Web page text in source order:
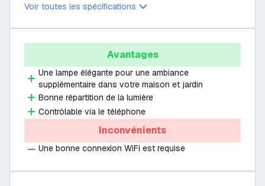
Voir toutes les spécifications
Avantages
Une lampe élégante pour une ambiance
supplémentaire dans votre maison et jardin
Bonne répartition de la lumière
Contrôlable via le téléphone
Inconvénients
Une bonne connexion WiFi est requise